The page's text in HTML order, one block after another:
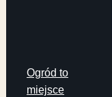
Ogród to
miejsce